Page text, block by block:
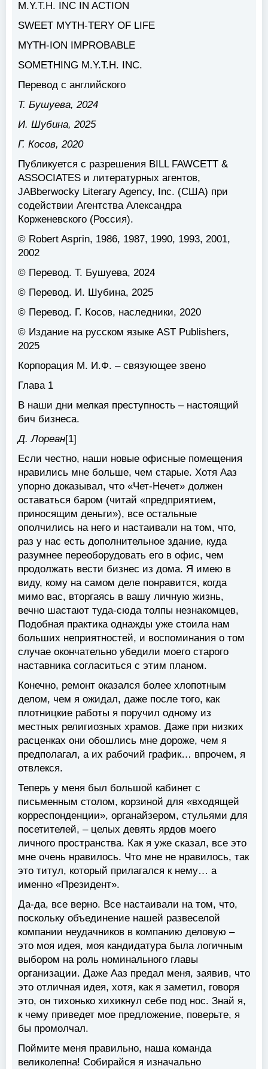
M.Y.T.H. INC IN ACTION
SWEET MYTH-TERY OF LIFE
MYTH-ION IMPROBABLE
SOMETHING M.Y.T.H. INC.
Перевод с английского
Т. Бушуева, 2024
И. Шубина, 2025
Г. Косов, 2020
Публикуется с разрешения BILL FAWCETT &
ASSOCIATES и литературных агентов,
JABberwocky Literary Agency, Inc. (США) при
содействии Агентства Александра
Корженевского (Россия).
© Robert Asprin, 1986, 1987, 1990, 1993, 2001,
2002
© Перевод. Т. Бушуева, 2024
© Перевод. И. Шубина, 2025
© Перевод. Г. Косов, наследники, 2020
© Издание на русском языке AST Publishers,
2025
Корпорация М. И.Ф. – связующее звено
Глава 1
В наши дни мелкая преступность – настоящий
бич бизнеса.
Д. Лореан[1]
Если честно, наши новые офисные помещения
нравились мне больше, чем старые. Хотя Ааз
упорно доказывал, что «Чет-Нечет» должен
оставаться баром (читай «предприятием,
приносящим деньги»), все остальные
ополчились на него и настаивали на том, что,
раз у нас есть дополнительное здание, куда
разумнее переоборудовать его в офис, чем
продолжать вести бизнес из дома. Я имею в
виду, кому на самом деле понравится, когда
мимо вас, вторгаясь в вашу личную жизнь,
вечно шастают туда-сюда толпы незнакомцев,
Подобная практика однажды уже стоила нам
больших неприятностей, и воспоминания о том
случае окончательно убедили моего старого
наставника согласиться с этим планом.
Конечно, ремонт оказался более хлопотным
делом, чем я ожидал, даже после того, как
плотницкие работы я поручил одному из
местных религиозных храмов. Даже при низких
расценках они обошлись мне дороже, чем я
предполагал, а их рабочий график… впрочем, я
отвлекся.
Теперь у меня был большой кабинет с
письменным столом, корзиной для «входящей
корреспонденции», органайзером, стульями для
посетителей, – целых девять ярдов моего
личного пространства. Как я уже сказал, все это
мне очень нравилось. Что мне не нравилось, так
это титул, который прилагался к нему… а
именно «Президент».
Да-да, все верно. Все настаивали на том, что,
поскольку объединение нашей развеселой
компании неудачников в компанию деловую –
это моя идея, моя кандидатура была логичным
выбором на роль номинального главы
организации. Даже Ааз предал меня, заявив, что
это отличная идея, хотя, как я заметил, говоря
это, он тихонько хихикнул себе под нос. Знай я,
к чему приведет мое предложение, поверьте, я
бы промолчал.
Поймите меня правильно, наша команда
великолепна! Собирайся я изначально